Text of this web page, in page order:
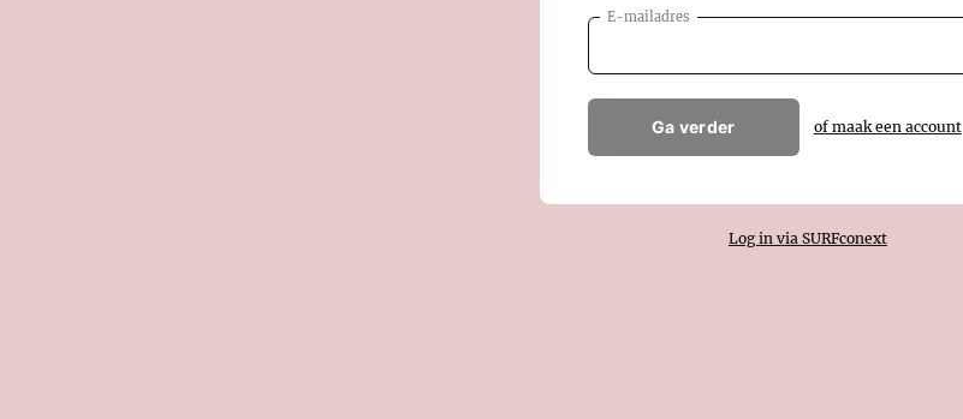
E-mailadres
Ga verder of maak een account
Log in via SURFconext